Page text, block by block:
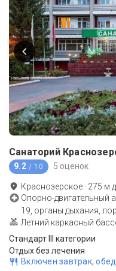
Санаторий
9.2 / 10 5 оценок
Краснозерское · 275 м
Опорно-двигательный
19, органы дыхания,
Летний каркасный
Стандарт III категории
Отдых без лечения
Включен завтрак,